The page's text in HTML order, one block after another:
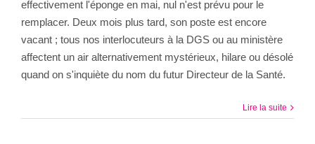
effectivement l'éponge en mai, nul n'est prévu pour le
remplacer. Deux mois plus tard, son poste est encore
vacant ; tous nos interlocuteurs à la DGS ou au ministère
affectent un air alternativement mystérieux, hilare ou désolé
quand on s'inquiète du nom du futur Directeur de la Santé.
Lire la suite